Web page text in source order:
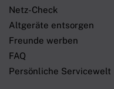
Netz-Check
Altgeräte entsorgen
Freunde werben
FAQ
Persönliche Servicewelt